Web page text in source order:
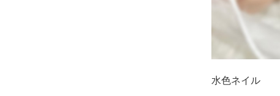
水色ネイル